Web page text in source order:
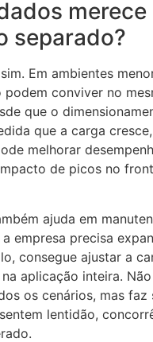
merece
separado?
Em ambientes
podem conviver no
que o
que a carga
melhorar
de picos no
ajuda em
empresa precisa
consegue ajustar a
aplicação inteira.
os cenários, mas faz
lentidão,